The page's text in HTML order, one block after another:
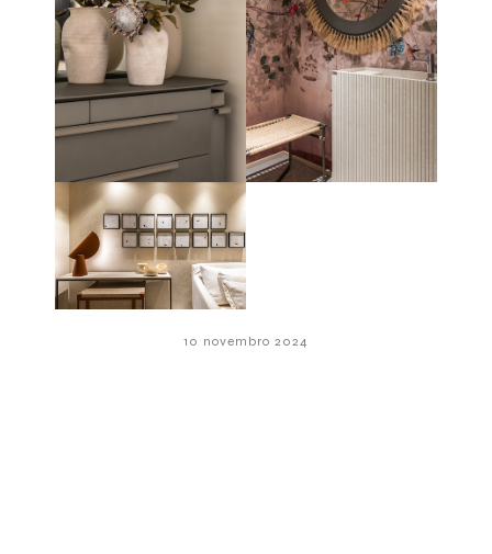
10 novembro 2024